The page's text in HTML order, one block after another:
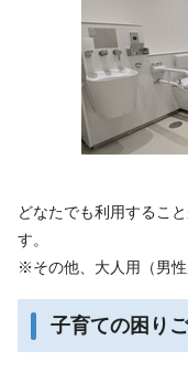
どなたでも利用するこ
す。
※その他、大人用（男性
子育ての困り